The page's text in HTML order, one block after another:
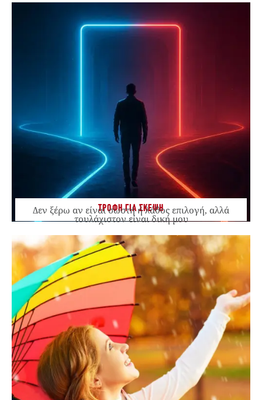
ΤΡΟΦΗ ΓΙΑ ΣΚΕΨΗ
Δεν ξέρω αν είναι σωστή ή λάθος επιλογή, αλλά
τουλάχιστον είναι δική μου